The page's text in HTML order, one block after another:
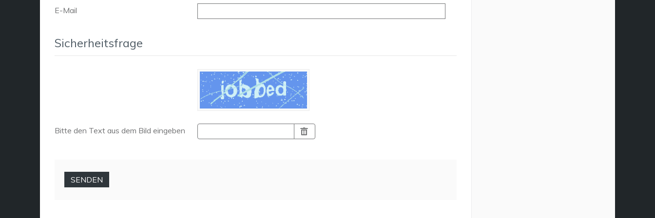
E-Mail
Sicherheitsfrage
Bitte den Text aus dem Bild eingeben
SENDEN